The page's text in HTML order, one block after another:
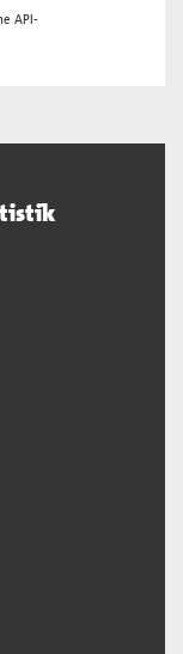
API-